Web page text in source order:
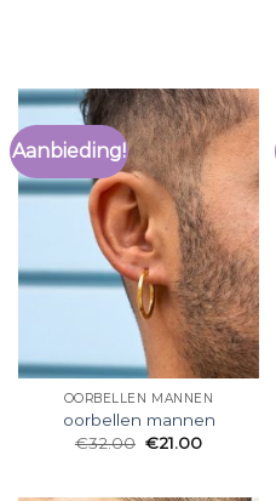
Aanbieding!
OORBELLEN MANNEN
oorbellen mannen
€32.00 €21.00